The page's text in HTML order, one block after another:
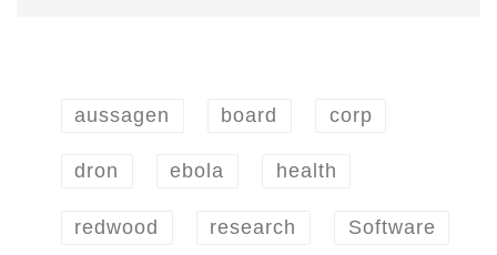
aussagen board corp
dron ebola health
redwood research Software